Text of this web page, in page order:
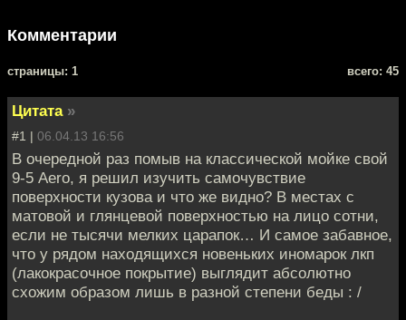
Комментарии
cтраницы: 1 всего: 45
Цитата »
#1 | 06.04.13 16:56
В очередной раз помыв на классической мойке свой
9-5 Aero, я решил изучить самочувствие
поверхности кузова и что же видно? В местах с
матовой и глянцевой поверхностью на лицо сотни,
если не тысячи мелких царапок… И самое забавное,
что у рядом находящихся новеньких иномарок лкп
(лакокрасочное покрытие) выглядит абсолютно
схожим образом лишь в разной степени беды : /